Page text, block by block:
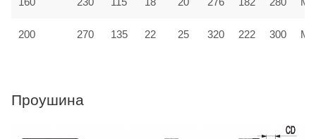
200 270 135 22 25 320 222 300
Проушина